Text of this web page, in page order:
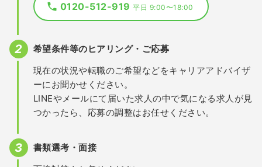
0120-512-919平日 9:00〜18:00
希望条件等のヒアリング・ご応募
現在の状況や転職のご希望などをキャリアアドバイザ
ーにお聞かせください。
LINEやメールにて届いた求人の中で気になる求人が見
つかったら、応募の調整はお任せください。
書類選考・面接